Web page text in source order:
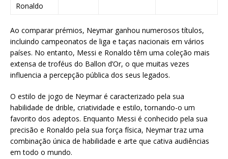
Ronaldo
Ao comparar prémios, Neymar ganhou numerosos títulos,
incluindo campeonatos de liga e taças nacionais em vários
países. No entanto, Messi e Ronaldo têm uma coleção mais
extensa de troféus do Ballon d’Or, o que muitas vezes
influencia a percepção pública dos seus legados.
O estilo de jogo de Neymar é caracterizado pela sua
habilidade de drible, criatividade e estilo, tornando-o um
favorito dos adeptos. Enquanto Messi é conhecido pela sua
precisão e Ronaldo pela sua força física, Neymar traz uma
combinação única de habilidade e arte que cativa audiências
em todo o mundo.